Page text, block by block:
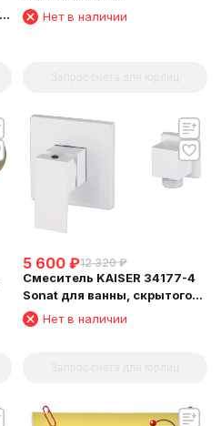
Нет в наличии
5 600 ₽12 320 ₽
Смеситель KAISER 34177-4
Sonat для ванны, скрытого
монтажа
Нет в наличии